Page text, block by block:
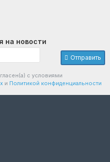
на новости
Отправить
с условиями
и Политикой конфиденциальности